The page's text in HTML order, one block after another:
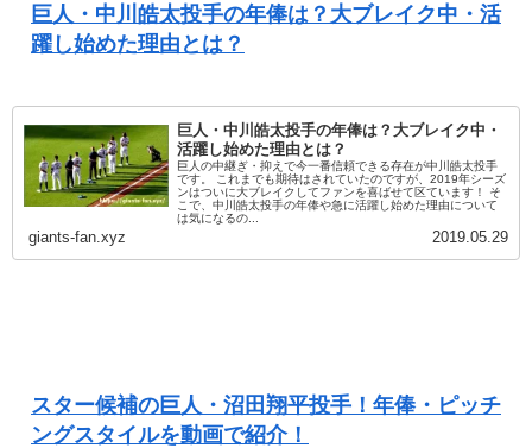
巨人・中川皓太投手の年俸は？大ブレイク中・活
躍し始めた理由とは？
巨人・中川皓太投手の年俸は？大ブレイク中・
活躍し始めた理由とは？
巨人の中継ぎ・抑えで今一番信頼できる存在が中川皓太投手
です。 これまでも期待はされていたのですが、2019年シーズ
ンはついに大ブレイクしてファンを喜ばせて区ています！ そ
こで、中川皓太投手の年俸や急に活躍し始めた理由について
は気になるの...
giants-fan.xyz 2019.05.29
スター候補の巨人・沼田翔平投手！年俸・ピッチ
ングスタイルを動画で紹介！